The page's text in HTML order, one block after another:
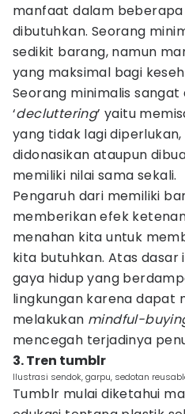
manfaat dalam
dibutuhkan. Seorang
sedikit barang, namun
yang maksimal bagi
Seorang minimalis
‘decluttering’ yaitu
yang tidak lagi
didonasikan ataupun
memiliki nilai sama sekali.
Pengaruh dari memiliki
memberikan efek
menahan kita untuk
kita butuhkan. Atas dasar
gaya hidup yang
lingkungan karena dapat
melakukan mindful-
mencegah terjadinya
3. Tren tumblr
Ilustrasi sendok, garpu, sedotan
Tumblr mulai diketahui